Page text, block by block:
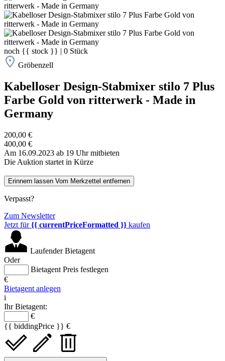
noch {{ stock }} | 0 Stück
Gröbenzell
Kabelloser Design-Stabmixer stilo 7 Plus
Farbe Gold von ritterwerk - Made in
Germany
200,00 €
400,00 €
Am 16.09.2023 ab 19 Uhr mitbieten
Die Auktion startet in Kürze
Erinnern lassen Vom Merkzettel entfernen
Verpasst?
Zum Newsletter
Jetzt für{{ currentPriceFormatted }} kaufen
Laufender Bietagent
Oder
Bietagent Preis festlegen
€
Bietagent anlegen
i
Ihr Bietagent:
€
{{ biddingPrice }} €